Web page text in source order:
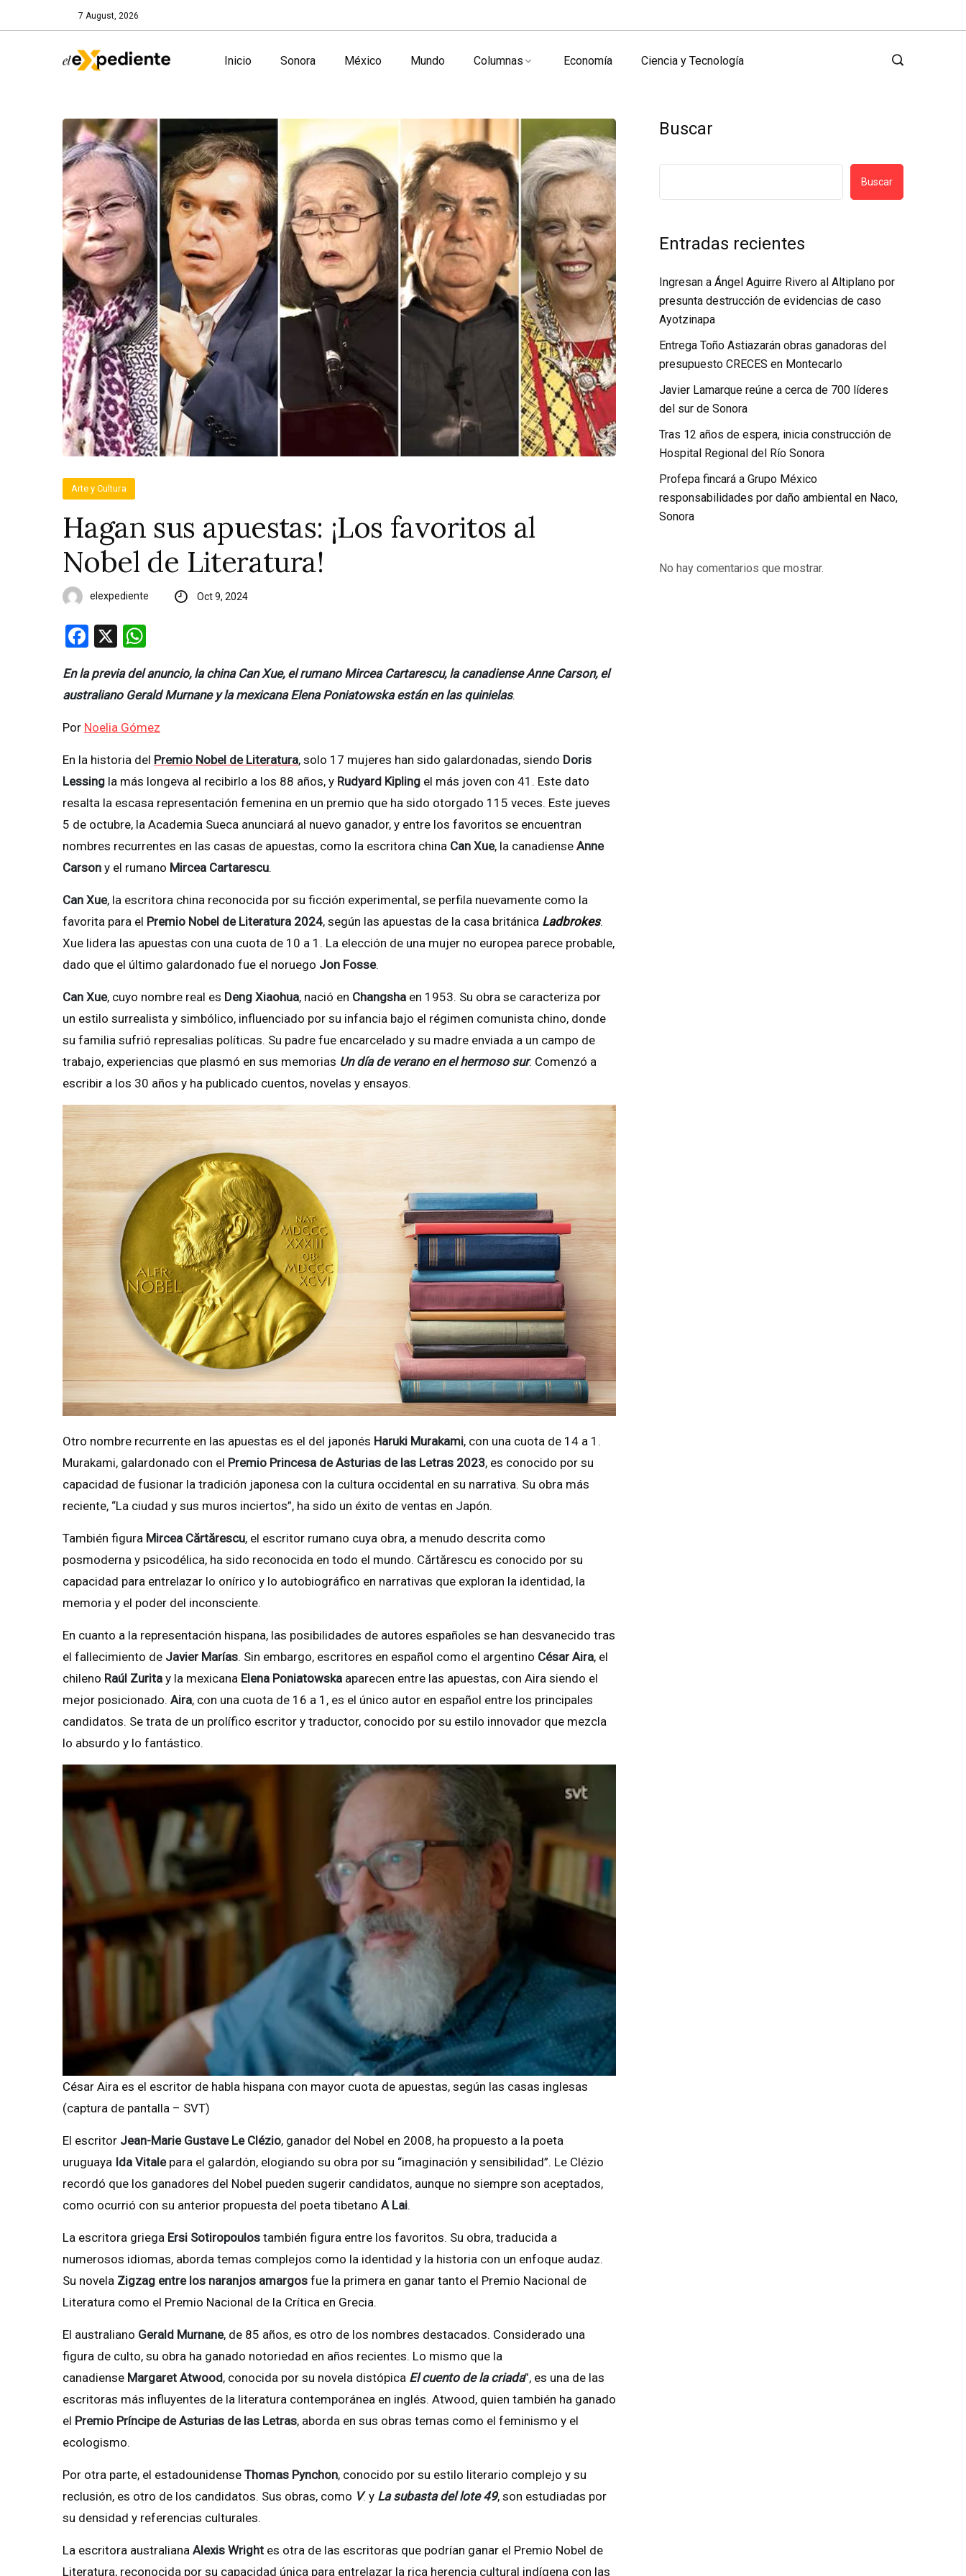
7 August, 2026
Inicio Sonora México Mundo Columnas Economía Ciencia y Tecnología
Arte y Cultura
Hagan sus apuestas: ¡Los favoritos al
Nobel de Literatura!
elexpediente Oct 9, 2024
Facebook
X
En la previa del anuncio, la china Can Xue, el rumano Mircea Cartarescu, la canadiense Anne Carson, el
australiano Gerald Murnane y la mexicana Elena Poniatowska están en las quinielas.
Por Noelia Gómez
En la historia del Premio Nobel de Literatura, solo 17 mujeres han sido galardonadas, siendo Doris
Lessing la más longeva al recibirlo a los 88 años, y Rudyard Kipling el más joven con 41. Este dato
resalta la escasa representación femenina en un premio que ha sido otorgado 115 veces. Este jueves
5 de octubre, la Academia Sueca anunciará al nuevo ganador, y entre los favoritos se encuentran
nombres recurrentes en las casas de apuestas, como la escritora china Can Xue, la canadiense Anne
Carson y el rumano Mircea Cartarescu.
Can Xue, la escritora china reconocida por su ficción experimental, se perfila nuevamente como la
favorita para el Premio Nobel de Literatura 2024, según las apuestas de la casa británica Ladbrokes.
Xue lidera las apuestas con una cuota de 10 a 1. La elección de una mujer no europea parece probable,
dado que el último galardonado fue el noruego Jon Fosse.
Can Xue, cuyo nombre real es Deng Xiaohua, nació en Changsha en 1953. Su obra se caracteriza por
un estilo surrealista y simbólico, influenciado por su infancia bajo el régimen comunista chino, donde
su familia sufrió represalias políticas. Su padre fue encarcelado y su madre enviada a un campo de
trabajo, experiencias que plasmó en sus memorias Un día de verano en el hermoso sur. Comenzó a
escribir a los 30 años y ha publicado cuentos, novelas y ensayos.
Otro nombre recurrente en las apuestas es el del japonés Haruki Murakami, con una cuota de 14 a 1.
Murakami, galardonado con el Premio Princesa de Asturias de las Letras 2023, es conocido por su
capacidad de fusionar la tradición japonesa con la cultura occidental en su narrativa. Su obra más
reciente, “La ciudad y sus muros inciertos”, ha sido un éxito de ventas en Japón.
También figura Mircea Cărtărescu, el escritor rumano cuya obra, a menudo descrita como
posmoderna y psicodélica, ha sido reconocida en todo el mundo. Cărtărescu es conocido por su
capacidad para entrelazar lo onírico y lo autobiográfico en narrativas que exploran la identidad, la
memoria y el poder del inconsciente.
En cuanto a la representación hispana, las posibilidades de autores españoles se han desvanecido tras
el fallecimiento de Javier Marías. Sin embargo, escritores en español como el argentino César Aira, el
chileno Raúl Zurita y la mexicana Elena Poniatowska aparecen entre las apuestas, con Aira siendo el
mejor posicionado. Aira, con una cuota de 16 a 1, es el único autor en español entre los principales
candidatos. Se trata de un prolífico escritor y traductor, conocido por su estilo innovador que mezcla
lo absurdo y lo fantástico.
César Aira es el escritor de habla hispana con mayor cuota de apuestas, según las casas inglesas
(captura de pantalla – SVT)
El escritor Jean-Marie Gustave Le Clézio, ganador del Nobel en 2008, ha propuesto a la poeta
uruguaya Ida Vitalepara el galardón, elogiando su obra por su “imaginación y sensibilidad”. Le Clézio
recordó que los ganadores del Nobel pueden sugerir candidatos, aunque no siempre son aceptados,
como ocurrió con su anterior propuesta del poeta tibetano A Lai.
La escritora griega Ersi Sotiropoulos también figura entre los favoritos. Su obra, traducida a
numerosos idiomas, aborda temas complejos como la identidad y la historia con un enfoque audaz.
Su novela Zigzag entre los naranjos amargos fue la primera en ganar tanto el Premio Nacional de
Literatura como el Premio Nacional de la Crítica en Grecia.
El australiano Gerald Murnane, de 85 años, es otro de los nombres destacados. Considerado una
figura de culto, su obra ha ganado notoriedad en años recientes. Lo mismo que la
canadiense Margaret Atwood, conocida por su novela distópica El cuento de la criada”, es una de las
escritoras más influyentes de la literatura contemporánea en inglés. Atwood, quien también ha ganado
el Premio Príncipe de Asturias de las Letras, aborda en sus obras temas como el feminismo y el
ecologismo.
Por otra parte, el estadounidense Thomas Pynchon, conocido por su estilo literario complejo y su
reclusión, es otro de los candidatos. Sus obras, como V. y La subasta del lote 49, son estudiadas por
su densidad y referencias culturales.
La escritora australiana Alexis Wright es otra de las escritoras que podrían ganar el Premio Nobel de
Literatura, reconocida por su capacidad única para entrelazar la rica herencia cultural indígena con las
Buscar
Buscar
Entradas recientes
Ingresan a Ángel Aguirre Rivero al Altiplano por
presunta destrucción de evidencias de caso
Ayotzinapa
Entrega Toño Astiazarán obras ganadoras del
presupuesto CRECES en Montecarlo
Javier Lamarque reúne a cerca de 700 líderes
del sur de Sonora
Tras 12 años de espera, inicia construcción de
Hospital Regional del Río Sonora
Profepa fincará a Grupo México
responsabilidades por daño ambiental en Naco,
Sonora
No hay comentarios que mostrar.